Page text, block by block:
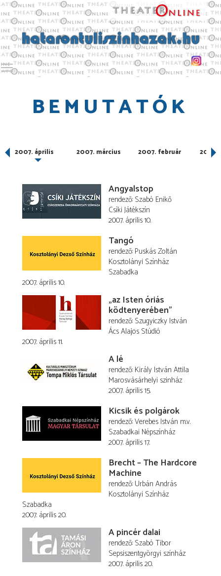
Toggle main menu visibility
BEMUTATÓK
2007. április 2007. március 2007. február 2007.
Angyalstop
rendező Szabó Enikő
Csíki Játékszín
2007. április 10.
Tangó
rendező Puskás Zoltán
Kosztolányi Színház
Szabadka
2007. április 10.
„az Isten óriás
ködtenyerében”
rendező Szugyiczky István
Ács Alajos Stúdió
2007. április 11.
A lé
rendező Király István Attila
Marosvásárhelyi szinház
2007. április 15.
Kicsik és polgárok
rendező Verebes István m.v.
Szabadkai Népszínház
2007. április 17.
Brecht – The Hardcore
Machine
rendező Urbán András
Kosztolányi Színház
Szabadka
2007. április 20.
A pincér dalai
rendező Szabó Tibor
Sepsiszentgyörgyi színház
2007. április 20.